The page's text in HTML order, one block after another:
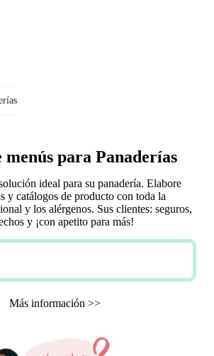
para Panaderías
ideal para su panadería. Elabore
y catálogos de producto con toda la
y los alérgenos. Sus clientes: seguros,
y ¡con apetito para más!
Más información >>